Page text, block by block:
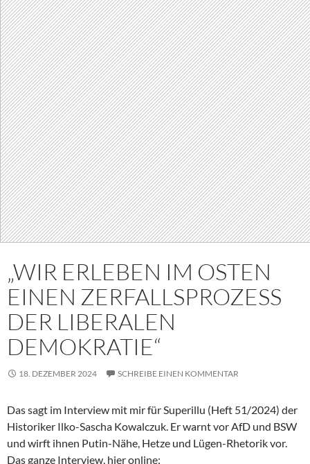
„WIR ERLEBEN IM OSTEN
EINEN ZERFALLSPROZESS
DER LIBERALEN
DEMOKRATIE“
18. DEZEMBER 2024 SCHREIBE EINEN KOMMENTAR
Das sagt im Interview mit mir für Superillu (Heft 51/2024) der
Historiker Ilko-Sascha Kowalczuk. Er warnt vor AfD und BSW
und wirft ihnen Putin-Nähe, Hetze und Lügen-Rhetorik vor.
Das ganze Interview, hier online: